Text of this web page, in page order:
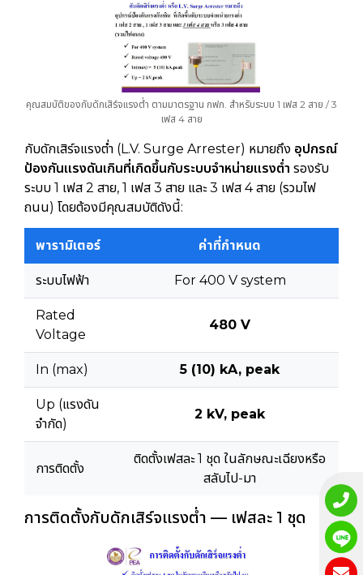
คุณสมบัติของกับดักเสิร์จแรงต่ำ ตามมาตรฐาน กฟภ. สำหรับระบบ 1 เฟส 2 สาย / 3
เฟส 4 สาย
กับดักเสิร์จแรงต่ำ (L.V. Surge Arrester) หมายถึง อุปกรณ์
ป้องกันแรงดันเกินที่เกิดขึ้นกับระบบจำหน่ายแรงต่ำ รองรับ
ระบบ 1 เฟส 2 สาย, 1 เฟส 3 สาย และ 3 เฟส 4 สาย (รวมไฟ
ถนน) โดยต้องมีคุณสมบัติดังนี้:
พารามิเตอร์ ค่าที่กำหนด
ระบบไฟฟ้า For 400 V system
Rated
Voltage
480 V
In (max) 5 (10) kA, peak
Up (แรงดัน
จำกัด)
2 kV, peak
การติดตั้ง
ติดตั้งเฟสละ 1 ชุด ในลักษณะเฉียงหรือ
สลับไป-มา
การติดตั้งกับดักเสิร์จแรงต่ำ — เฟสละ 1 ชุด